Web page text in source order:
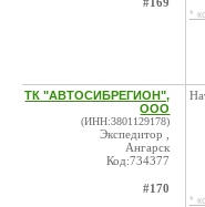
*
ТК "АВТОСИБРЕГИОН",
ООО
(ИНН:3801129178)
Экспедитор ,
Ангарск
Код:734377
#170
*